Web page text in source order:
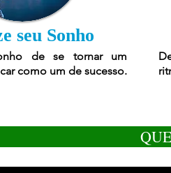
seu Sonho
de se tornar um
como um de sucesso.